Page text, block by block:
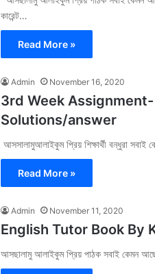
কারেন্ট…
Read More »
Admin November 16, 2020
3rd Week
Solutions/answer
আসসালামুআলাইকুম প্রিয় শিক্ষার্থী বন্ধুরা
Read More »
Admin November 11, 2020
English Tutor Book By
আসছালামু আলাইকুম প্রিয় পাঠক সবাই